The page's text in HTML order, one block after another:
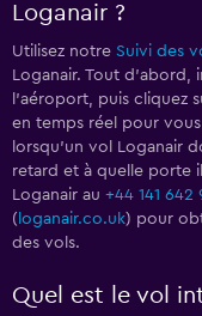
Loganair ?
Utilisez notre Suivi des
Loganair. Tout d'abord,
l'aéroport, puis cliquez
en temps réel pour
lorsqu'un vol Loganair
retard et à quelle porte
Loganair au +44 141 642
( loganair.co.uk) pour
des vols.
Quel est le vol